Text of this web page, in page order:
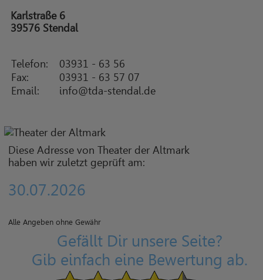
Karlstraße 6
39576 Stendal
Telefon:
03931 - 63 56
Fax:
03931 - 63 57 07
Email:
info@tda-stendal.de
Diese Adresse von Theater der Altmark
haben wir zuletzt geprüft am:
30.07.2026
Alle Angeben ohne Gewähr
Gefällt Dir unsere Seite?
Gib einfach eine Bewertung ab.